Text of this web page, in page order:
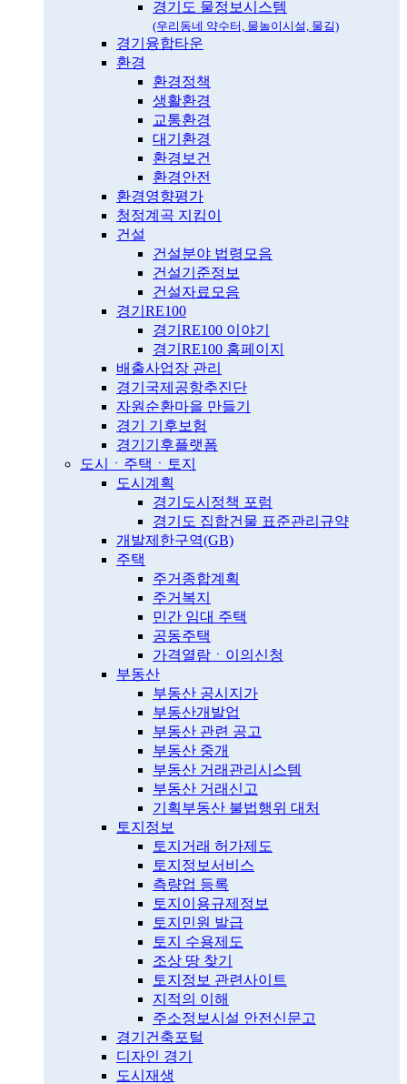
경기도 물정보시스템
(우리동네 약수터, 물놀이시설, 물길)
경기융합타운
환경
환경정책
생활환경
교통환경
대기환경
환경보건
환경안전
환경영향평가
청정계곡 지킴이
건설
건설분야 법령모음
건설기준정보
건설자료모음
경기RE100
경기RE100 이야기
경기RE100 홈페이지
배출사업장 관리
경기국제공항추진단
자원순환마을 만들기
경기 기후보험
경기기후플랫폼
도시ㆍ주택ㆍ토지
도시계획
경기도시정책 포럼
경기도 집합건물 표준관리규약
개발제한구역(GB)
주택
주거종합계획
주거복지
민간 임대 주택
공동주택
가격열람ㆍ이의신청
부동산
부동산 공시지가
부동산개발업
부동산 관련 공고
부동산 중개
부동산 거래관리시스템
부동산 거래신고
기획부동산 불법행위 대처
토지정보
토지거래 허가제도
토지정보서비스
측량업 등록
토지이용규제정보
토지민원 발급
토지 수용제도
조상 땅 찾기
토지정보 관련사이트
지적의 이해
주소정보시설 안전신문고
경기건축포털
디자인 경기
도시재생